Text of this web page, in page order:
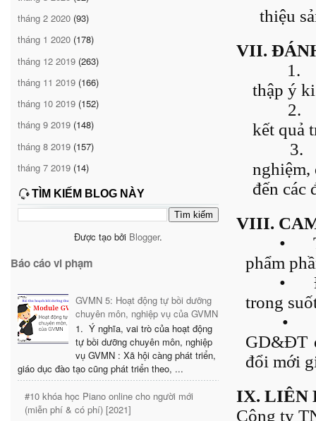
tháng 2 2020 (93)
tháng 1 2020 (178)
tháng 12 2019 (263)
tháng 11 2019 (166)
tháng 10 2019 (152)
tháng 9 2019 (148)
tháng 8 2019 (157)
tháng 7 2019 (14)
TÌM KIẾM BLOG NÀY
Được tạo bởi Blogger.
Báo cáo vi phạm
GVMN 5: Hoạt động tự bồi dưỡng
chuyên môn, nghiệp vụ của GVMN
1. Ý nghĩa, vai trò của hoạt động
tự bồi dưỡng chuyên môn, nghiệp
vụ GVMN : Xã hội càng phát triển,
giáo dục đào tạo cũng phát triển theo, ...
#10 khóa học Piano online cho người mới
(miễn phí & có phí) [2021]
thiệu
VII.
1.
thập ý
2.
kết quả
3.
nghiệm,
đến các
VIII.
•
phẩm
•
trong
•
GD&ĐT
đổi mới
IX. LIÊN
Công ty